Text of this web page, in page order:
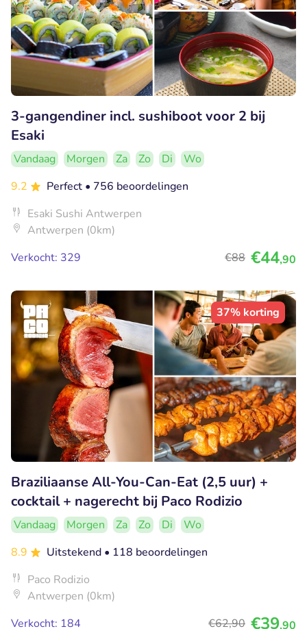
3-gangendiner incl. sushiboot voor 2 bij
Esaki
Vandaag Morgen Za Zo Di
Wo
9.2
Perfect • 756 beoordelingen
Esaki Sushi Antwerpen
Antwerpen (0km)
Verkocht: 329
€88 €44,90
37% korting
Braziliaanse All-You-Can-Eat (2,5 uur) +
cocktail + nagerecht bij Paco Rodizio
Vandaag Morgen Za Zo Di
Wo
8.9
Uitstekend • 118 beoordelingen
Paco Rodizio
Antwerpen (0km)
Verkocht: 184
€62,90 €39,90